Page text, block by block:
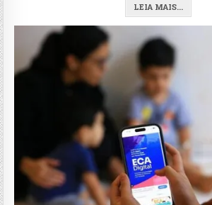
LEIA MAIS...